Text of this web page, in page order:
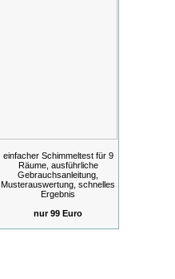
einfacher Schimmeltest für 9
Räume, ausführliche
Gebrauchsanleitung,
Musterauswertung, schnelles
Ergebnis
nur 99 Euro